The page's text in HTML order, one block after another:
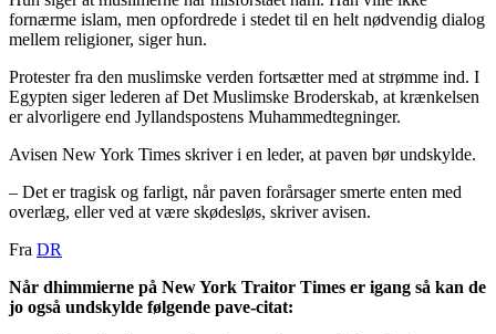
fornærme islam, men opfordrede i stedet til en helt nødvendig dialog
mellem religioner, siger hun.
Protester fra den muslimske verden fortsætter med at strømme ind. I
Egypten siger lederen af Det Muslimske Broderskab, at krænkelsen
er alvorligere end Jyllandspostens Muhammedtegninger.
Avisen New York Times skriver i en leder, at paven bør undskylde.
– Det er tragisk og farligt, når paven forårsager smerte enten med
overlæg, eller ved at være skødesløs, skriver avisen.
Fra DR
Når dhimmierne på New York Traitor Times er igang så kan de
jo også undskylde følgende pave-citat: